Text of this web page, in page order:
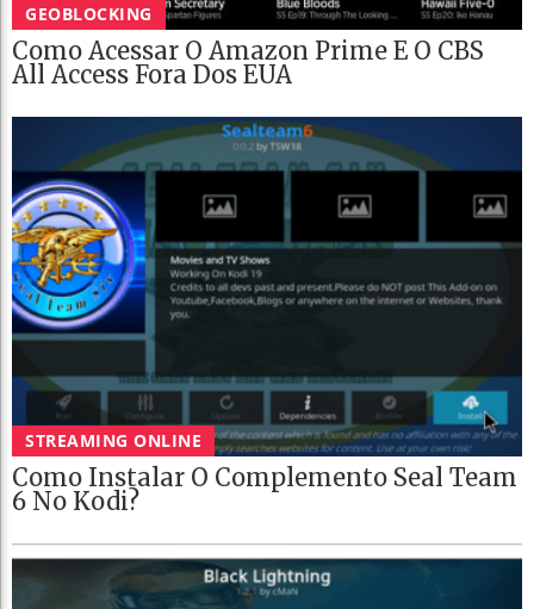
GEOBLOCKING
Como Acessar O Amazon Prime E O CBS
All Access Fora Dos EUA
STREAMING ONLINE
Como Instalar O Complemento Seal Team
6 No Kodi?